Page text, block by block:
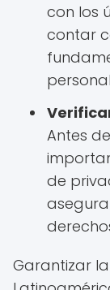
con los
contar
Antes
de
Garantizar